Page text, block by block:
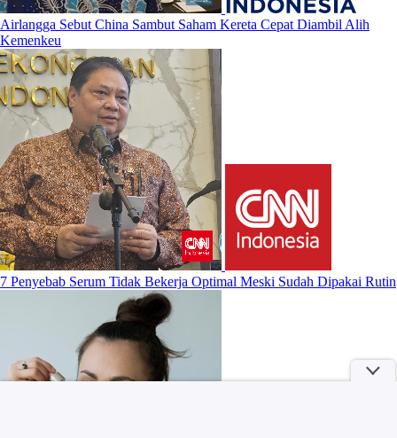
Airlangga Sebut China Sambut Saham Kereta Cepat Diambil Alih
Kemenkeu
7 Penyebab Serum Tidak Bekerja Optimal Meski Sudah Dipakai Rutin